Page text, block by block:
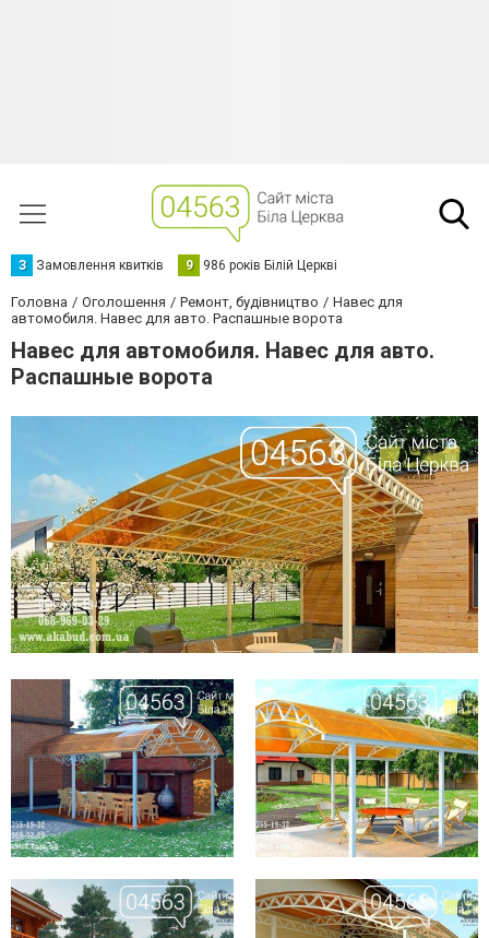
З Замовлення квитків 9 986 років Білій Церкві
Головна Оголошення Ремонт, будівництво
Навес для
автомобиля. Навес для авто. Распашные ворота
Навес для автомобиля. Навес для авто.
Распашные ворота